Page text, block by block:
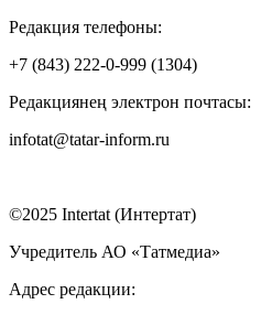
Редакция телефоны:
+7 (843) 222-0-999 (1304)
Редакциянең электрон почтасы:
infotat@tatar-inform.ru
©2025 Intertat (Интертат)
Учредитель АО «Татмедиа»
Адрес редакции: